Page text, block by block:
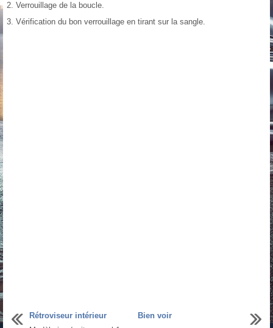
2. Verrouillage de la boucle.
3. Vérification du bon verrouillage en tirant sur la sangle.
Rétroviseur intérieur
Bien voir